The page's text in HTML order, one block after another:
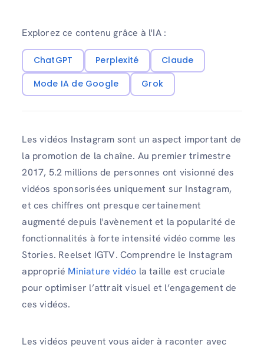
Explorez ce contenu grâce à l'IA :
ChatGPT Perplexité
Claude
Mode IA de Google
Grok
Les vidéos Instagram sont un aspect important de
la promotion de la chaîne. Au premier trimestre
2017, 5.2 millions de personnes ont visionné des
vidéos sponsorisées uniquement sur Instagram,
et ces chiffres ont presque certainement
augmenté depuis l'avènement et la popularité de
fonctionnalités à forte intensité vidéo comme les
Stories. Reelset IGTV. Comprendre le Instagram
approprié Miniature vidéo la taille est cruciale
pour optimiser l’attrait visuel et l’engagement de
ces vidéos.
Les vidéos peuvent vous aider à raconter avec